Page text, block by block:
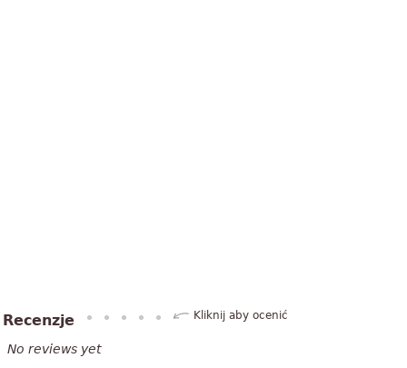
Recenzje Kliknij aby ocenić
No reviews yet